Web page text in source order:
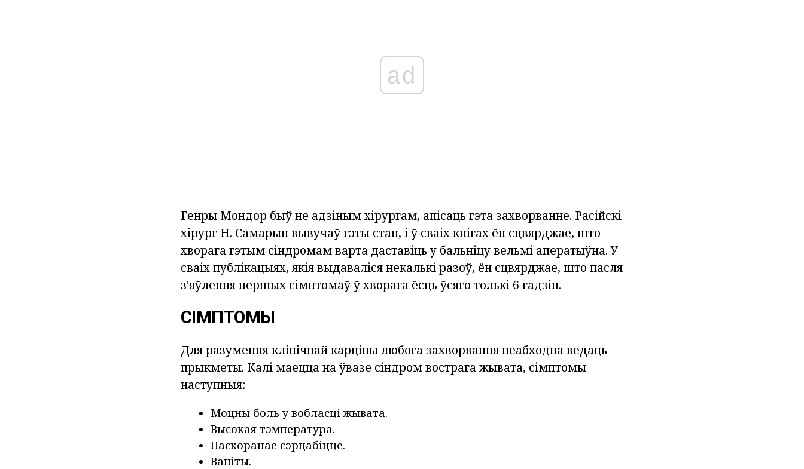
ad
Генры Мондор быў не адзіным хірургам, апісаць гэта захворванне. Расійскі
хірург Н. Самарын вывучаў гэты стан, і ў сваіх кнігах ён сцвярджае, што
хворага гэтым сіндромам варта даставіць у бальніцу вельмі аператыўна. У
сваіх публікацыях, якія выдаваліся некалькі разоў, ён сцвярджае, што пасля
з'яўлення першых сімптомаў ў хворага ёсць ўсяго толькі 6 гадзін.
СІМПТОМЫ
Для разумення клінічнай карціны любога захворвання неабходна ведаць
прыкметы. Калі маецца на ўвазе сіндром вострага жывата, сімптомы
наступныя:
Моцны боль у вобласці жывата.
Высокая тэмпература.
Паскоранае сэрцабіцце.
Ваніты.